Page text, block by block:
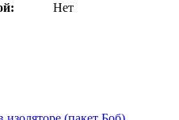
Нет